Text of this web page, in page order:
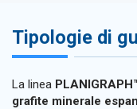
Tipologie di
La linea
grafite minerale